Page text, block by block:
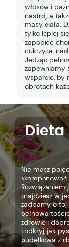
włosów i
nastrój, a
masy ciała.
tylko lepiej
zapobiec
cukrzyca,
Jedząc
zapewniamy
wsparcie, by
obrotach
Dieta
Nie masz
Rozwiązaniem
znajdziesz w
zadbamy o to,
zdrowie i
i odkryj, jak
pudełkowa z